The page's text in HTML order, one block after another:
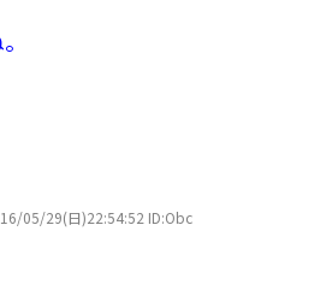
05/29(日)22:54:52 ID:Obc